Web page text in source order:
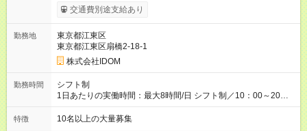
ます。 みなし残業代 38,266円 以上／月 みなし残業時間 20時間
／月 ◎インセンティブ＋賞与あり！ ◎前職給与・経験を考慮
年1回 ★能力給査定年3回 ★賞与年2回／平均3ヶ月分 ★インセン
ティブ（毎月支給／年平均支給額：90万円） ★管理職昇格後：
月収目安55万円、年収650万円～1000万円前後 ＝キャリアアッ
プも応援！＝ 若手のうちから、様々なキャリアにチャレンジで
きるのも当社ならでは。1年後に店長になったメンバーもいま
す。 【試用期間】試用期間あり 試用期間の長さ：4ヶ月 雇用形
選べる＝ 『ストアプロ制度』では、業務委託契約を結び、店舗
運営を行なう新しい働き方。独立するわけではないので、正社
交通費別途支給あり
勤務地
東京都江東区
東京都江東区扇橋2-18-1
株式会社IDOM
勤務時間
シフト制
1日あたりの実働時間：最大8時間/日 シフト制／10：00～20：
00 ★月の平均残業時間は14.5時間！ 「閉店当番制の導入」「小
型店での定休日の設定」「夜9時以降の社内チャット使用禁止」
特徴 10名以上の大量募集